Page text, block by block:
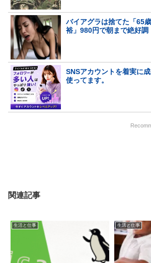
バイアグラは捨てた「65
裕」980円で朝まで絶好調
SNSアカウントを着実に
使ってます。
関連記事
生活と仕事 生活と仕事